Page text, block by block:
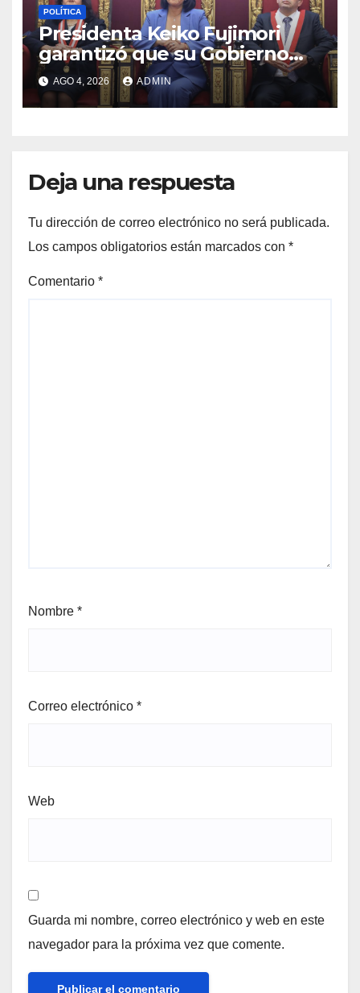
POLÍTICA
Presidenta Keiko Fujimori
garantizó que su Gobierno
respetará la separación de
poderes
AGO 4, 2026 ADMIN
Deja una respuesta
Tu dirección de correo electrónico no será publicada.
Los campos obligatorios están marcados con *
Comentario *
Nombre *
Correo electrónico *
Web
Guarda mi nombre, correo electrónico y web en este
navegador para la próxima vez que comente.